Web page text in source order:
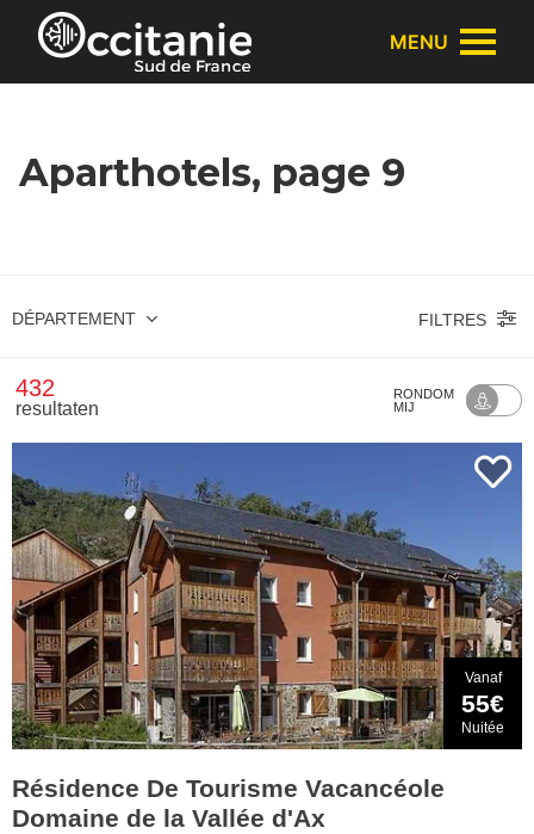
Cookies beheer paneel
MENU
Aparthotels, page 9
DÉPARTEMENT FILTRES
432
resultaten
RONDOM
MIJ
Vanaf
55€
Nuitée
Résidence De Tourisme Vacancéole
Domaine de la Vallée d'Ax